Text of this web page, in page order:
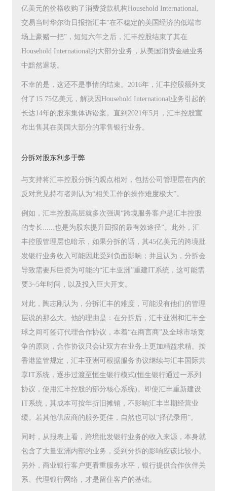
亿美元的价格收购了消费贷款机构Household International,
交易当时华尔街日报指汇丰“在不稳定的美国经济的低端市
场上豪赌一把”，短短六年之后，汇丰控股结束了其在
Household International的大部分业务，从美国消费金融业务
中黯然退场。
不幸的是，这还不是事情的结束。2016年，汇丰控股额外支
付了15.75亿美元，解决因Household International业务引起的
长达14年的股东集体诉讼案。直到2021年5月，汇丰控股宣
布出售其在美国大部分的零售银行业务。
分拆对股东利多于弊
与支持将汇丰控股分拆的观点相对，包括公司管理层在内的
反对意见持有者则认为“相关工作的操作难度极大”。
例如，汇丰控股高层就多次强调“跨境服务客户是汇丰控股
的专长......也是为股东提升回报的最有效途径”。此外，汇
丰控股管理层也暗示，如果分拆的话，其45亿美元的跨境批
发银行业务收入可能因此受到负面影响；并且认为，分拆会
导致需要斥巨资为可能的“汇丰亚洲”重建IT系统，这可能需
要3~5年时间，以及投入巨大开支。
对此，陶志刚认为，分拆汇丰的难度，可能没有他们的管理
层说的那么大。他的理由是：在分拆后，汇丰亚洲和汇丰全
球之间可签订代理合作协议，本着“在商言商”及全球市场竞
争的原则，合作协议只会让双方在业务上更加精益求精。按
香港监管规定，汇丰亚洲可根据服务协议继续与汇丰国际共
享IT系统，逐步过渡至恒生银行模式(恒生银行通过一系列
协议，使用汇丰控股的部分核心系统)。即使汇丰重新建设
IT系统，其成本可按年折旧摊销，不影响汇丰当期经营业
绩。若其他供应商的服务更佳，自然也可以“择优录用”。
同时，从报表上看，跨境批发银行业务的收入来源，本身就
包含了大量亚洲内部的业务，受到分拆的影响应该比较小。
另外，商业银行客户更看重服务水平，银行提供合作伙伴关
系、代理银行网络，才是留住客户的基础。